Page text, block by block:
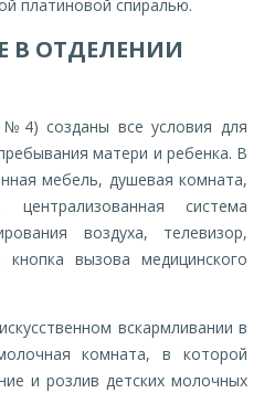
платиновой спиралью.
В ОТДЕЛЕНИИ
созданы все условия для
матери и ребенка. В
мебель, душевая комната,
централизованная система
воздуха, телевизор,
кнопка вызова медицинского
вскармливании в
комната, в которой
и розлив детских молочных